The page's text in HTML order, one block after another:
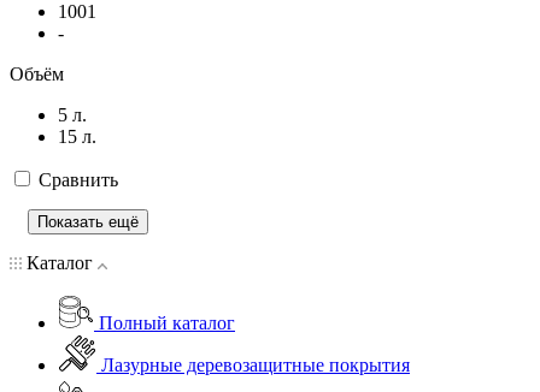
1001
-
Объём
5 л.
15 л.
Сравнить
Показать ещё
Каталог
Полный каталог
Лазурные деревозащитные покрытия